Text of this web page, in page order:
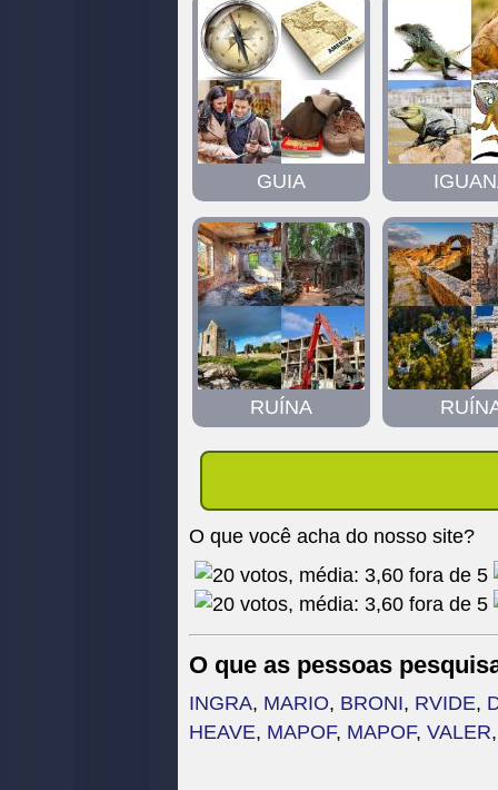
GUIA
RUÍNA
O que você acha do nosso site?
O que as pessoas
INGRA, MARIO, BRONI, RVIDE,
HEAVE, MAPOF, MAPOF, VALER,